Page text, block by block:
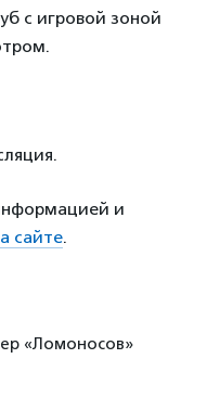
с игровой зоной
и
сайте.
«Ломоносов»